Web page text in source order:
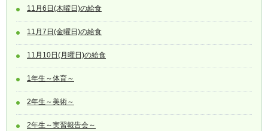
11月6日(木曜日)の給食
11月7日(金曜日)の給食
11月10日(月曜日)の給食
1年生～体育～
2年生～美術～
2年生～実習報告会～